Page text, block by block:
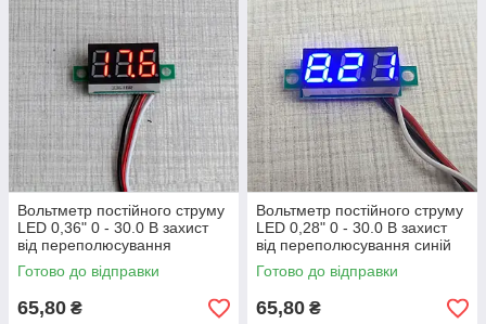
Вольтметр постійного струму
LED 0,36" 0 - 30.0 В захист
від переполюсування
червоний
Готово до відправки
65,80 ₴
Вольтметр постійного струму
LED 0,28" 0 - 30.0 В захист
від переполюсування синій
Готово до відправки
65,80 ₴